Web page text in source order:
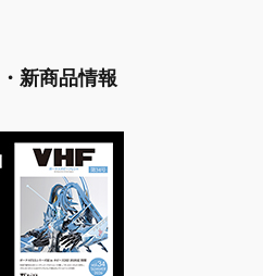
新商品情報